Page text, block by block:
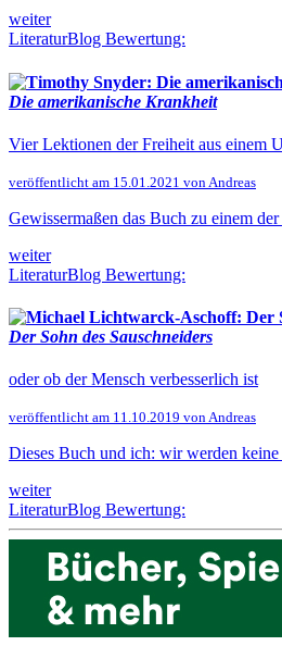
weiter
LiteraturBlog Bewertung:
Die amerikanische Krankheit
Vier Lektionen der Freiheit aus einem
veröffentlicht am 15.01.2021 von Andreas
Gewissermaßen das Buch zu einem
weiter
LiteraturBlog Bewertung:
Der Sohn des Sauschneiders
oder ob der Mensch verbesserlich ist
veröffentlicht am 11.10.2019 von Andreas
Dieses Buch und ich: wir werden
weiter
LiteraturBlog Bewertung: